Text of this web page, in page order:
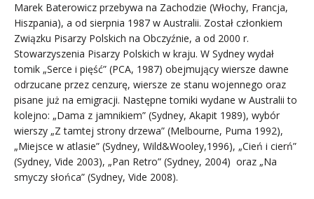
Marek Baterowicz przebywa na Zachodzie (Włochy, Francja,
Hiszpania), a od sierpnia 1987 w Australii. Został członkiem
Związku Pisarzy Polskich na Obczyźnie, a od 2000 r.
Stowarzyszenia Pisarzy Polskich w kraju. W Sydney wydał
tomik „Serce i pięść” (PCA, 1987) obejmujący wiersze dawne
odrzucane przez cenzurę, wiersze ze stanu wojennego oraz
pisane już na emigracji. Następne tomiki wydane w Australii to
kolejno: „Dama z jamnikiem” (Sydney, Akapit 1989), wybór
wierszy „Z tamtej strony drzewa” (Melbourne, Puma 1992),
„Miejsce w atlasie” (Sydney, Wild&Wooley,1996), „Cień i cierń”
(Sydney, Vide 2003), „Pan Retro” (Sydney, 2004) oraz „Na
smyczy słońca” (Sydney, Vide 2008).